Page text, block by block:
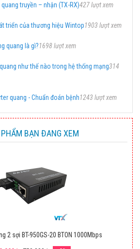
truyền – nhận (TX-RX)427 lượt xem
triển của thương hiệu Wintop1903 lượt xem
quang là gì?1698 lượt xem
như thế nào trong hệ thống mạng314
quang - Chuẩn đoán bệnh1243 lượt xem
BẠN ĐANG XEM
2 sợi BT-950GS-20 BTON 1000Mbps